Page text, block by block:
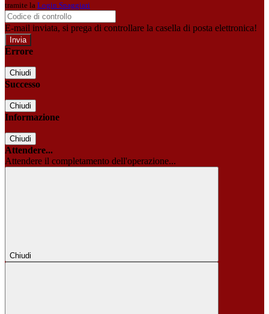
tramite la Login Spaggiari
E-mail inviata, si prega di controllare la casella di posta elettronica!
Errore
Chiudi
Successo
Chiudi
Informazione
Chiudi
Attendere...
Attendere il completamento dell'operazione...
Chiudi